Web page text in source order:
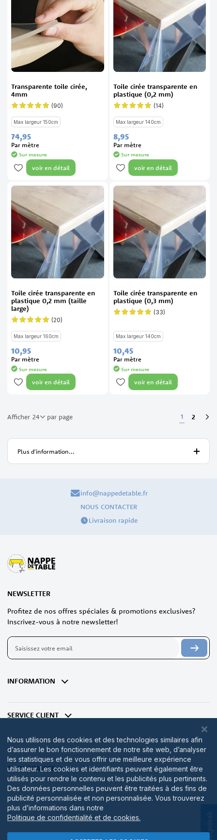
Helpdesk
Transparente toile cirée,
4mm
Évaluation: (90)
Max largeur 150cm
74,95
Par mètre
Sur mesure
voir en détail
Toile cirée transparente en
plastique (0,2 mm)
Évaluation: (14)
Max largeur 140cm
8,95
Par mètre
Sur mesure
voir en détail
Toile cirée transparente en
plastique 0,2 mm (taille
large)
Évaluation: (20)
Max largeur 160cm
10,95
Par mètre
Sur mesure
voir en détail
Toile cirée transparente en
plastique (0,3 mm)
Évaluation: (33)
Max largeur 140cm
10,45
Par mètre
Sur mesure
voir en détail
Page
Vous lisez
1 Page
2
Afficher par page
Plus d'information...
info@nappedetable.fr
NOUS CONTACTER
Livraison rapide
NEWSLETTER
Profitez de nos offres spéciales & promotions exclusives?
Inscrivez-vous à notre newsletter!
Inscription
notre
d’information
INFORMATION
SERVICE CLIENT
MON COMPTE
Nous utilisons des cookies et des technologies similaires afin
d’assurer le bon fonctionnement de notre site web, d’analyser
les statistiques et de vous offrir une meilleure expérience
utilisateur. Les cookies et identifiants peuvent également être
utilisés pour rendre le contenu et les publicités plus pertinents.
Des données personnelles peuvent être traitées à des fins de
publicité personnalisée et non personnalisée. Vous trouverez
plus d’informations dans notre
Politique de confidentialité et de cookies.